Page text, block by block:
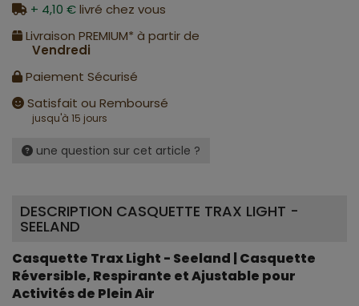
+ 4,10 €livré chez vous
Livraison PREMIUM* à partir de
Vendredi
Paiement Sécurisé
Satisfait ou Remboursé
jusqu'à 15 jours
une question sur cet article ?
DESCRIPTION CASQUETTE TRAX LIGHT -
SEELAND
Casquette Trax Light - Seeland | Casquette
Réversible, Respirante et Ajustable pour
Activités de Plein Air